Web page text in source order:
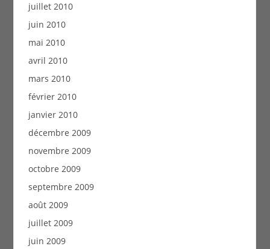
juillet 2010
juin 2010
mai 2010
avril 2010
mars 2010
février 2010
janvier 2010
décembre 2009
novembre 2009
octobre 2009
septembre 2009
août 2009
juillet 2009
juin 2009